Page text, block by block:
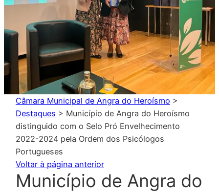
Câmara Municipal de Angra do Heroísmo >
Destaques > Município de Angra do Heroísmo
distinguido com o Selo Pró Envelhecimento
2022-2024 pela Ordem dos Psicólogos
Portugueses
Voltar à página anterior
Município de Angra do